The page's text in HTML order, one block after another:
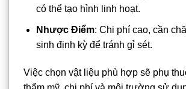
có thể tạo hình linh hoạt.
Nhược Điểm: Chi phí cao, cần
sinh định kỳ để tránh gỉ sét.
Việc chọn vật liệu phù hợp sẽ phụ